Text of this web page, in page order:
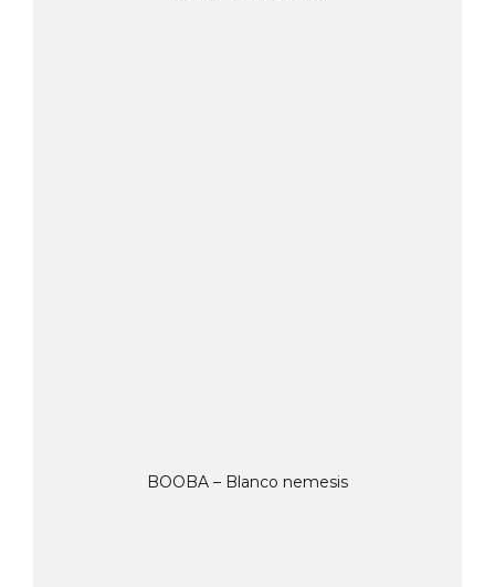
BOOBA – Blanco nemesis